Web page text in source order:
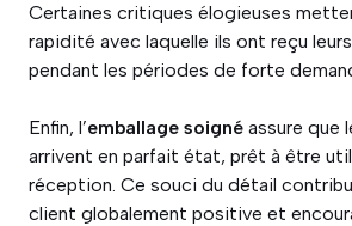
Certaines critiques élogieuses
rapidité avec laquelle ils ont reçu
pendant les périodes de forte
Enfin, l’emballage soigné assure que
arrivent en parfait état, prêt à être
réception. Ce souci du détail
client globalement positive et